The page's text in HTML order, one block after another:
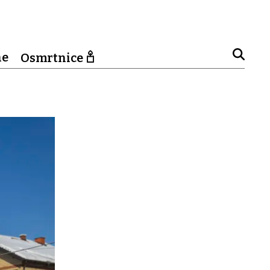
Osmrtnice